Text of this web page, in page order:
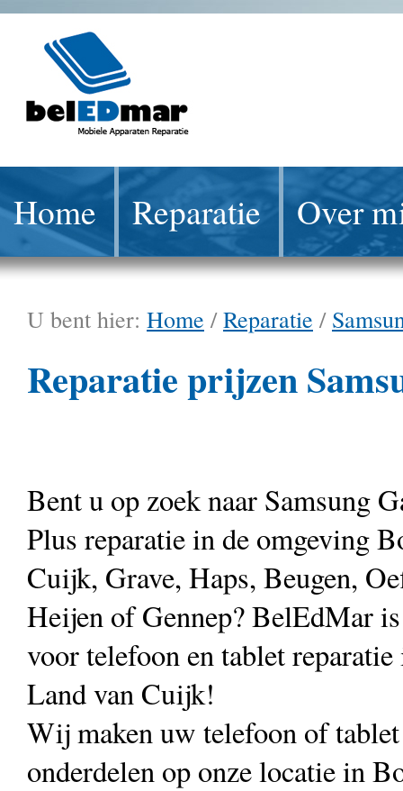
Home Reparatie Over
U bent hier: Home /Reparatie /
Reparatie prijzen
Bent u op zoek naar Samsung
Plus reparatie in de omgeving
Cuijk, Grave, Haps, Beugen,
Heijen of Gennep? BelEdMar
voor telefoon en tablet
Land van Cuijk!
Wij maken uw telefoon of
onderdelen op onze locatie in